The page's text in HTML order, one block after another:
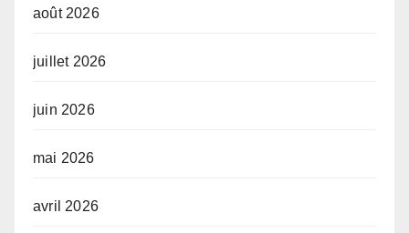
août 2026
juillet 2026
juin 2026
mai 2026
avril 2026